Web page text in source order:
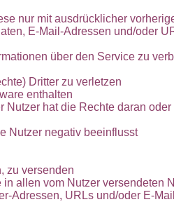
nur mit ausdrücklicher
E-Mail-Adressen und/oder
über den Service zu
Dritter zu verletzen
enthalten
hat die Rechte daran
Nutzer negativ beeinflusst
zu versenden
allen vom Nutzer versendeten
Adressen, URLs und/oder E-